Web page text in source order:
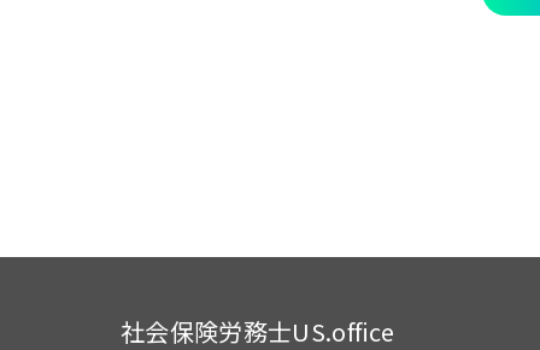
社会保険労務士US.office